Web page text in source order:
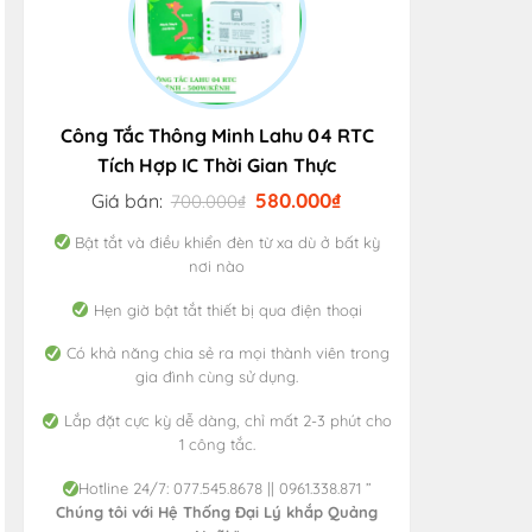
Công Tắc Thông Minh Lahu 04 RTC
Tích Hợp IC Thời Gian Thực
Giá bán: 700.000₫ Giá
là:
580.000₫
tại
Bật tắt và điều khiển đèn từ xa dù ở bất kỳ
nơi nào
Hẹn giờ bật tắt thiết bị qua điện thoại
Có khả năng chia sẻ ra mọi thành viên trong
gia đình cùng sử dụng.
Lắp đặt cực kỳ dễ dàng, chỉ mất 2-3 phút cho
1 công tắc.
Hotline 24/7: 077.545.8678 || 0961.338.871 ”
Chúng tôi với Hệ Thống Đại Lý khắp Quảng